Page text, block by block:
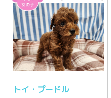
トイ・プードル